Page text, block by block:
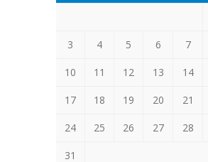
3 4 5 6 7
10 11 12 13 14
17 18 19 20 21
24 25 26 27 28
31